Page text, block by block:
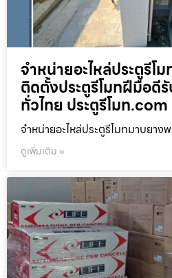
จำหน่ายอะไหล่ประตูรีโ
ติดตั้งประตูรีโมทฝีมือดี
ทั่วไทย ประตูรีโมท.com
จำหน่ายอะไหล่ประตูรีโมทมาบยาง
ดูเพิ่มเติม »